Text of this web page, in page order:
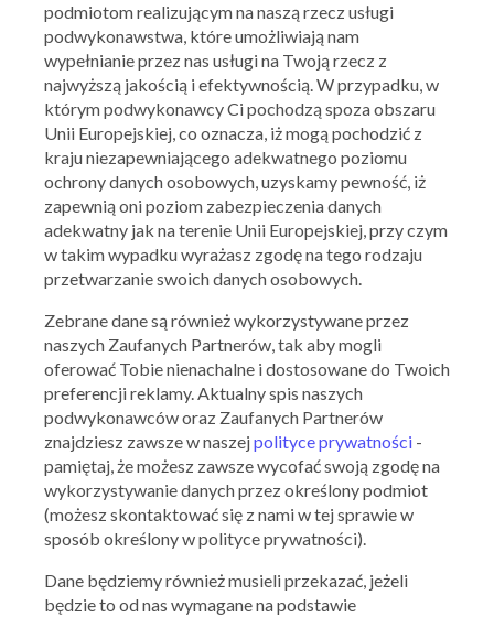
Subway
8,95 zł Kurczak BBQ
09.07.2020 - 31.07.2020
Subway
podmiotom realizującym na naszą rzecz usługi
podwykonawstwa, które umożliwiają nam
wypełnianie przez nas usługi na Twoją rzecz z
najwyższą jakością i efektywnością. W przypadku, w
którym podwykonawcy Ci pochodzą spoza obszaru
Unii Europejskiej, co oznacza, iż mogą pochodzić z
kraju niezapewniającego adekwatnego poziomu
ochrony danych osobowych, uzyskamy pewność, iż
zapewnią oni poziom zabezpieczenia danych
adekwatny jak na terenie Unii Europejskiej, przy czym
w takim wypadku wyrażasz zgodę na tego rodzaju
przetwarzanie swoich danych osobowych.
Zebrane dane są również wykorzystywane przez
naszych Zaufanych Partnerów, tak aby mogli
oferować Tobie nienachalne i dostosowane do Twoich
preferencji reklamy. Aktualny spis naszych
podwykonawców oraz Zaufanych Partnerów
znajdziesz zawsze w naszejpolityce prywatności -
pamiętaj, że możesz zawsze wycofać swoją zgodę na
wykorzystywanie danych przez określony podmiot
(możesz skontaktować się z nami w tej sprawie w
sposób określony w polityce prywatności).
Dane będziemy również musieli przekazać, jeżeli
będzie to od nas wymagane na podstawie